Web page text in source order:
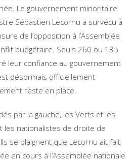
Le gouvernement minoritaire
Sébastien Lecornu a survécu à
de l’opposition à l’Assemblée
budgétaire. Seuls 260 ou 135
leur confiance au gouvernement
désormais officiellement
reste en place.
par la gauche, les Verts et les
les nationalistes de droite de
se plaignent que Lecornu ait fait
en cours à l’Assemblée nationale